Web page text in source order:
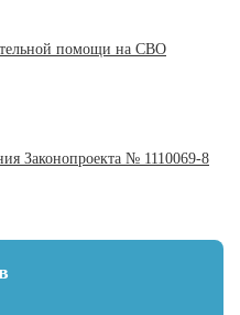
помощи на СВО
Законопроекта № 1110069-8